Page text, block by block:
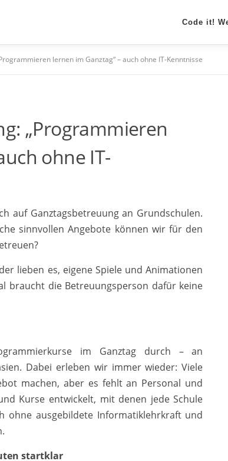
Code it!
lernen im Ganztag“ – auch ohne IT-Kenntnisse
„Programmieren
ohne IT-
auf Ganztagsbetreuung an Grundschulen.
sinnvollen Angebote können wir für den
lieben es, eigene Spiele und Animationen
braucht die Betreuungsperson dafür keine
im Ganztag durch – an
Dabei erleben wir immer wieder: Viele
machen, aber es fehlt an Personal und
Kurse entwickelt, mit denen jede Schule
ohne ausgebildete Informatiklehrkraft und
startklar